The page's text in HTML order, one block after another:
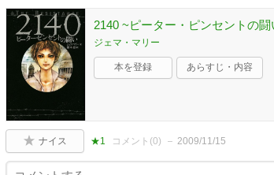
2140 ~ピーター・ピンセントの闘
ジェマ・マリー
本を登録 あらすじ・内容
ナイス ★1 コメント(0) 2009/11/15